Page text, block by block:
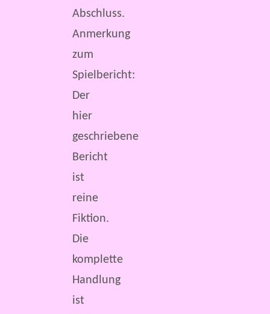
Abschluss.
Anmerkung
zum
Spielbericht:
Der
hier
geschriebene
Bericht
ist
reine
Fiktion.
Die
komplette
Handlung
ist